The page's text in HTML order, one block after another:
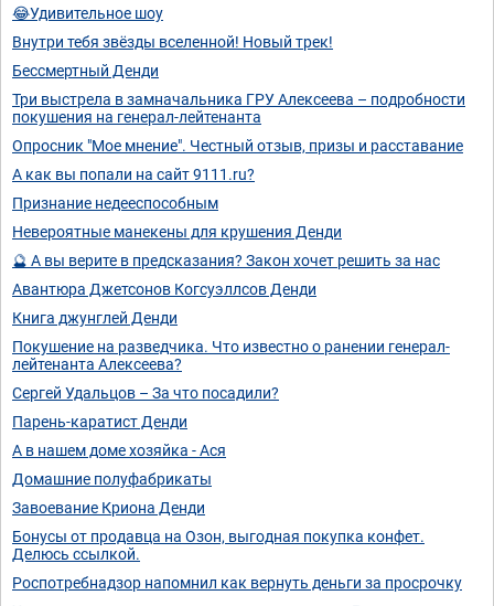
😂Удивительное шоу
Внутри тебя звёзды вселенной! Новый трек!
Бессмертный Денди
Три выстрела в замначальника ГРУ Алексеева – подробности
покушения на генерал-лейтенанта
Опросник "Мое мнение". Честный отзыв, призы и расставание
А как вы попали на сайт 9111.ru?
Признание недееспособным
Невероятные манекены для крушения Денди
🔮 А вы верите в предсказания? Закон хочет решить за нас
Авантюра Джетсонов Когсуэллсов Денди
Книга джунглей Денди
Покушение на разведчика. Что известно о ранении генерал-
лейтенанта Алексеева?
Сергей Удальцов – За что посадили?
Парень-каратист Денди
А в нашем доме хозяйка - Ася
Домашние полуфабрикаты
Завоевание Криона Денди
Бонусы от продавца на Озон, выгодная покупка конфет.
Делюсь ссылкой.
Роспотребнадзор напомнил как вернуть деньги за просрочку